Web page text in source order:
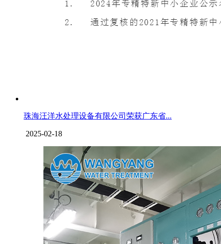
珠海汪洋水处理设备有限公司荣获广东省...
2025-02-18